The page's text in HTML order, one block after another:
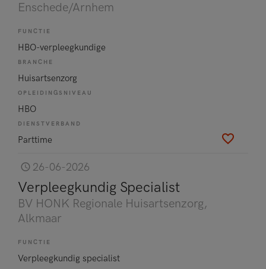
Enschede/Arnhem
FUNCTIE
HBO-verpleegkundige
BRANCHE
Huisartsenzorg
OPLEIDINGSNIVEAU
HBO
DIENSTVERBAND
Parttime
26-06-2026
Verpleegkundig Specialist
BV HONK Regionale Huisartsenzorg,
Alkmaar
FUNCTIE
Verpleegkundig specialist